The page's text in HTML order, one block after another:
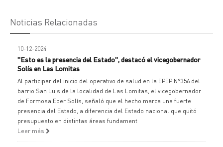
Noticias Relacionadas
10-12-2024
"Esto es la presencia del Estado", destacó el vicegobernador
Solís en Las Lomitas
Al participar del inicio del operativo de salud en la EPEP N°356 del
barrio San Luis de la localidad de Las Lomitas, el vicegobernador
de Formosa,Eber Solís, señaló que el hecho marca una fuerte
presencia del Estado, a diferencia del Estado nacional que quitó
presupuesto en distintas áreas fundament
Leer más